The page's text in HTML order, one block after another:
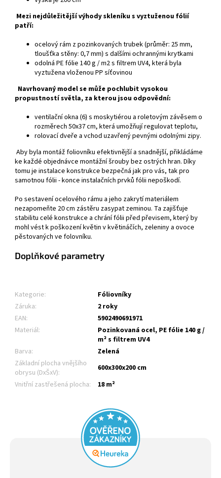
Mezi nejdůležitější výhody skleníku s vyztuženou fólií
patří:
ocelový rám z pozinkovaných trubek (průměr: 25 mm,
tloušťka stěny: 0,7 mm) s dalšími ochrannými krytkami
odolná PE fólie 140 g / m2 s filtrem UV4, která byla
vyztužena vloženou PP síťovinou
Navrhovaný model se může pochlubit vysokou
propustností světla, za kterou jsou odpovědní:
ventilační okna (6) s moskytiérou a roletovým závěsem o
rozměrech 50x37 cm, která umožňují regulovat teplotu,
rolovací dveře a vchod uzavřený pevnými odolnými zipy.
Aby byla montáž foliovníku efektivnější a snadnější, přikládáme
ke každé objednávce montážní šrouby bez ostrých hran. Díky
tomu je instalace konstrukce bezpečná jak pro vás, tak pro
samotnou fólii - konce instalačních prvků fólii nepoškodí.
Po sestavení ocelového rámu a jeho zakrytí materiálem
nezapomeňte 20 cm zástěru zasypat zeminou. Ta zajišťuje
stabilitu celé konstrukce a chrání fólii před převisem, který by
mohl vést k poškození květin v květináčích, zeleniny a ovoce
pěstovaných ve folovníku.
Doplňkové parametry
Kategorie:
Fóliovníky
Záruka:
2 roky
EAN:
5902490691971
Materiál:
Pozinkovaná ocel, PE fólie 140 g /
m² s filtrem UV4
Barva:
Zelená
Základní plocha vnějšího
obrysu (DxŠxV):
600x300x200 cm
Vnitřní zastřešená plocha: 18 m²